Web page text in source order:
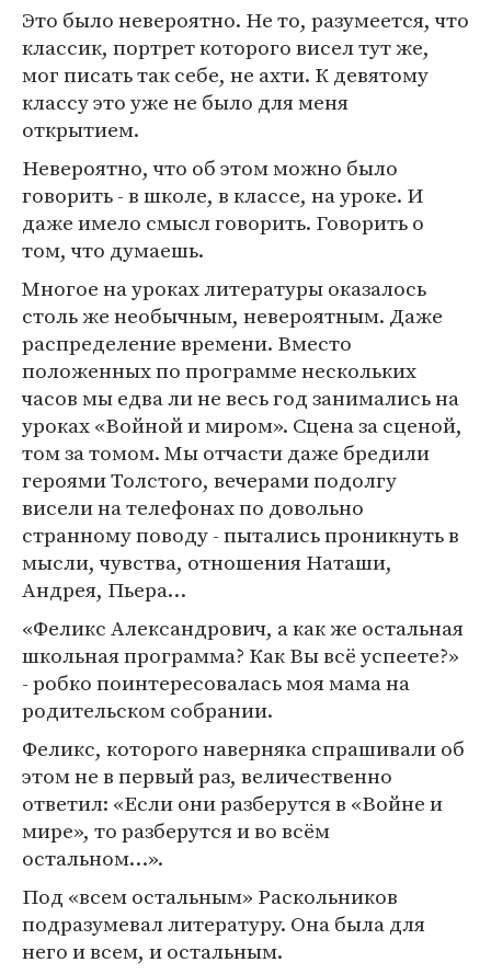
Это было невероятно. Не то, разумеется, что
классик, портрет которого висел тут же,
мог писать так себе, не ахти. К девятому
классу это уже не было для меня
открытием.
Невероятно, что об этом можно было
говорить - в школе, в классе, на уроке. И
даже имело смысл говорить. Говорить о
том, что думаешь.
Многое на уроках литературы оказалось
столь же необычным, невероятным. Даже
распределение времени. Вместо
положенных по программе нескольких
часов мы едва ли не весь год занимались на
уроках «Войной и миром». Сцена за сценой,
том за томом. Мы отчасти даже бредили
героями Толстого, вечерами подолгу
висели на телефонах по довольно
странному поводу - пытались проникнуть в
мысли, чувства, отношения Наташи,
Андрея, Пьера…
«Феликс Александрович, а как же остальная
школьная программа? Как Вы всё успеете?»
- робко поинтересовалась моя мама на
родительском собрании.
Феликс, которого наверняка спрашивали об
этом не в первый раз, величественно
ответил: «Если они разберутся в «Войне и
мире», то разберутся и во всём
остальном…».
Под «всем остальным» Раскольников
подразумевал литературу. Она была для
него и всем, и остальным.